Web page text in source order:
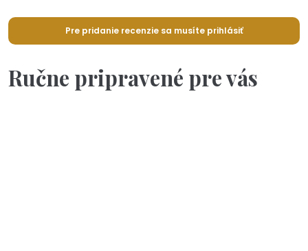
Pre pridanie recenzie sa musíte prihlásiť
Ručne pripravené pre vás